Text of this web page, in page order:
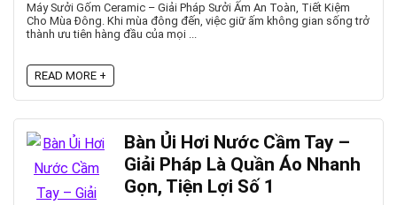
Máy Sưởi Gốm Ceramic – Giải Pháp Sưởi Ấm An Toàn, Tiết Kiệm
Cho Mùa Đông. Khi mùa đông đến, việc giữ ấm không gian sống trở
thành ưu tiên hàng đầu của mọi ...
READ MORE +
Bàn Ủi Hơi Nước Cầm Tay –
Giải Pháp Là Quần Áo Nhanh
Gọn, Tiện Lợi Số 1